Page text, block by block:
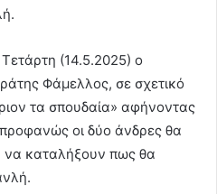
(14.5.2025) ο
Φάμελλος, σε σχετικό
τα σπουδαία» αφήνοντας
οι δύο άνδρες θα
να καταλήξουν πως θα